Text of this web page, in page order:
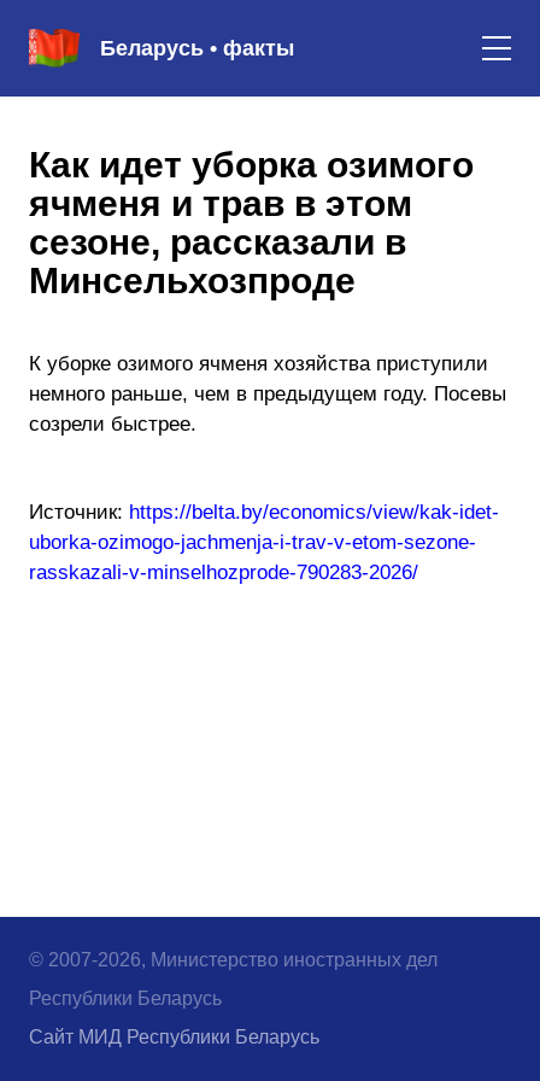
Беларусь • факты
Как идет уборка озимого
ячменя и трав в этом
сезоне, рассказали в
Минсельхозпроде
К уборке озимого ячменя хозяйства приступили
немного раньше, чем в предыдущем году. Посевы
созрели быстрее.
Источник: https://belta.by/economics/view/kak-idet-
uborka-ozimogo-jachmenja-i-trav-v-etom-sezone-
rasskazali-v-minselhozprode-790283-2026/
© 2007-2026, Министерство иностранных дел
Республики Беларусь
Сайт МИД Республики Беларусь